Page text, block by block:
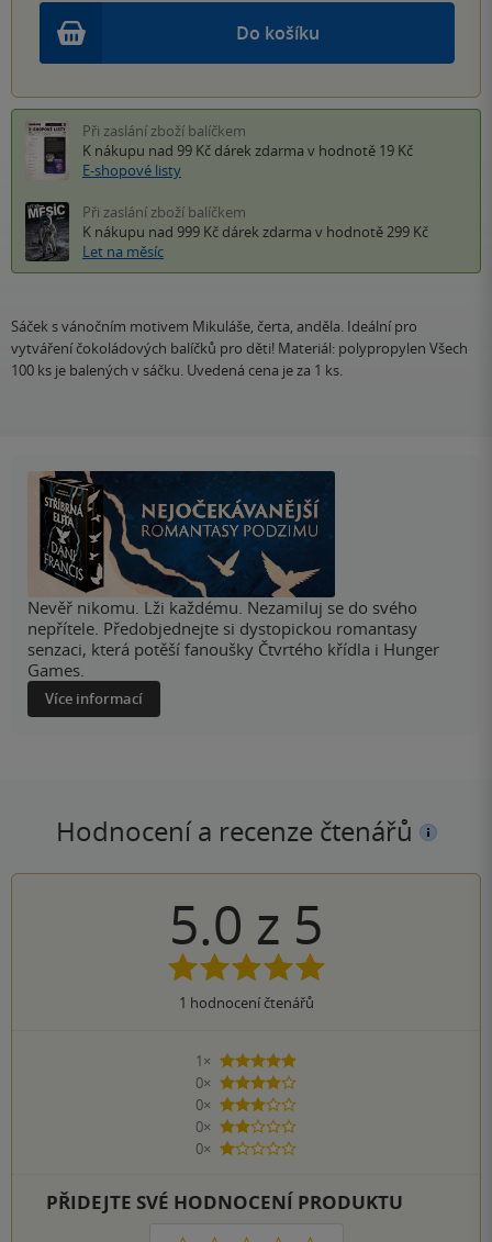
Do košíku
Při zaslání zboží balíčkem
K nákupu nad 99 Kč dárek zdarma v hodnotě 19 Kč
E-shopové listy
Při zaslání zboží balíčkem
K nákupu nad 999 Kč dárek zdarma v hodnotě 299 Kč
Let na měsíc
Sáček s vánočním motivem Mikuláše, čerta, anděla. Ideální pro
vytváření čokoládových balíčků pro děti! Materiál: polypropylen Všech
100 ks je balených v sáčku. Uvedená cena je za 1 ks.
Nevěř nikomu. Lži každému. Nezamiluj se do svého
nepřítele. Předobjednejte si dystopickou romantasy
senzaci, která potěší fanoušky Čtvrtého křídla i Hunger
Games.
Více informací
Hodnocení a recenze čtenářů
5.0 z 5
1 hodnocení čtenářů
1×
5 hvězdiček
0×
4 hvězdičky
0×
3 hvězdičky
0×
2 hvězdičky
0×
1 hvezdička
PŘIDEJTE SVÉ HODNOCENÍ PRODUKTU